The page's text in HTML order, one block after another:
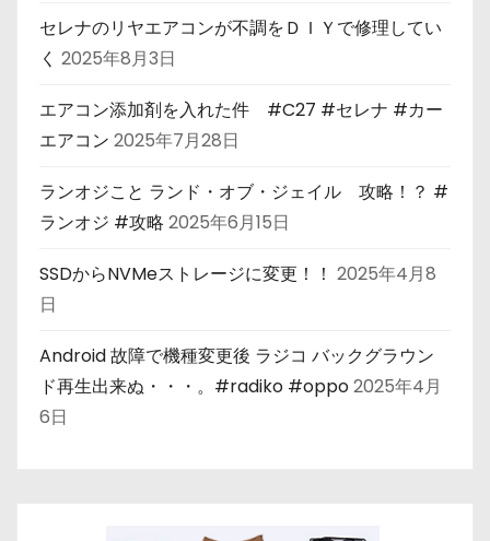
セレナのリヤエアコンが不調をＤＩＹで修理してい
く 2025年8月3日
エアコン添加剤を入れた件 #C27 #セレナ #カー
エアコン 2025年7月28日
ランオジこと ランド・オブ・ジェイル 攻略！？ #
ランオジ #攻略 2025年6月15日
SSDからNVMeストレージに変更！！ 2025年4月8
日
Android 故障で機種変更後 ラジコ バックグラウン
ド再生出来ぬ・・・。#radiko #oppo2025年4月
6日